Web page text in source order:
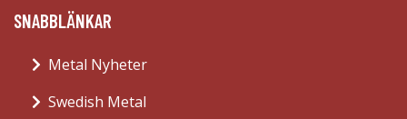
SNABBLÄNKAR
Metal Nyheter
Swedish Metal